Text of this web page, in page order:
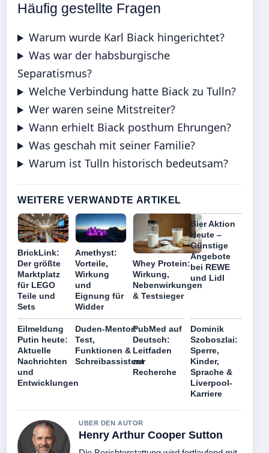
Häufig gestellte Fragen
Warum wurde Karl Biack hingerichtet?
Was war der habsburgische
Separatismus?
Welche Verbindung hatte Biack zu Tulln?
Wer waren seine Mitstreiter?
Wann erhielt Biack posthum Ehrungen?
Was geschah mit seiner Familie?
Warum ist Tulln historisch bedeutsam?
WEITERE VERWANDTE ARTIKEL
BrickLink:
Der größte
Marktplatz
für LEGO
Teile und
Sets
Amethyst:
Vorteile,
Wirkung
und
Eignung für
Widder
Whey Protein:
Wirkung,
Nebenwirkungen
& Testsieger
Bier Aktion
Heute –
Günstige
Angebote
bei REWE
und Lidl
Eilmeldung
Putin heute:
Aktuelle
Nachrichten
und
Entwicklungen
Duden-Mentor:
Test,
Funktionen &
Schreibassistent
PubMed auf
Deutsch:
Leitfaden
zur
Recherche
Dominik
Szoboszlai:
Sperre,
Kinder,
Sprache &
Liverpool-
Karriere
UBER DEN AUTOR
Henry Arthur Cooper Sutton